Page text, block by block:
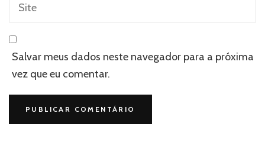
Salvar meus dados neste navegador para a próxima
vez que eu comentar.